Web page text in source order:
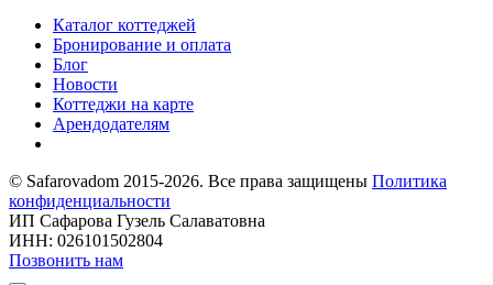
Каталог коттеджей
Бронирование и оплата
Блог
Новости
Коттеджи на карте
Арендодателям
© Safarovadom 2015-2026. Все права защищены Политика
конфиденциальности
ИП Сафарова Гузель Салаватовна
ИНН: 026101502804
Позвонить нам